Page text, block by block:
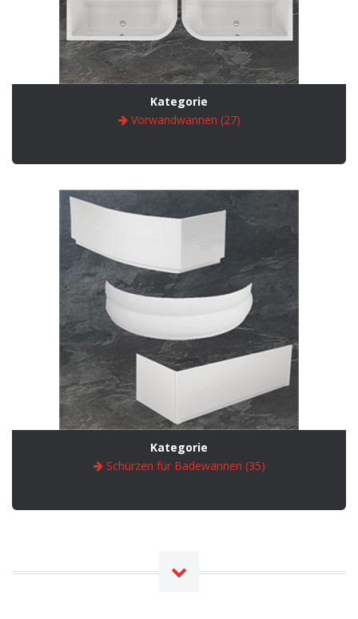
Kategorie
Vorwandwannen (27)
Kategorie
Schürzen für Badewannen (35)